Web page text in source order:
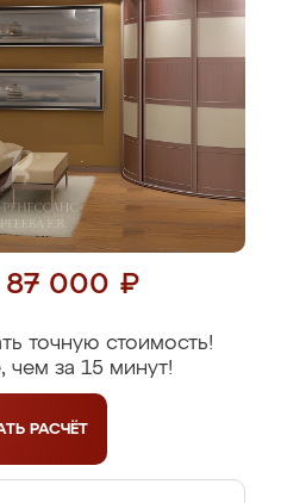
87 000 ₽
точную стоимость!
чем за 15 минут!
РАСЧЁТ